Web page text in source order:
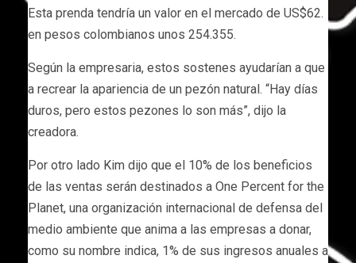
Esta prenda tendría un valor en el mercado de US$62.
en pesos colombianos unos 254.355.
Según la empresaria, estos sostenes ayudarían a que
a recrear la apariencia de un pezón natural. “Hay días
duros, pero estos pezones lo son más”, dijo la
creadora.
Por otro lado Kim dijo que el 10% de los beneficios
de las ventas serán destinados a One Percent for the
Planet, una organización internacional de defensa del
medio ambiente que anima a las empresas a donar,
como su nombre indica, 1% de sus ingresos anuales a